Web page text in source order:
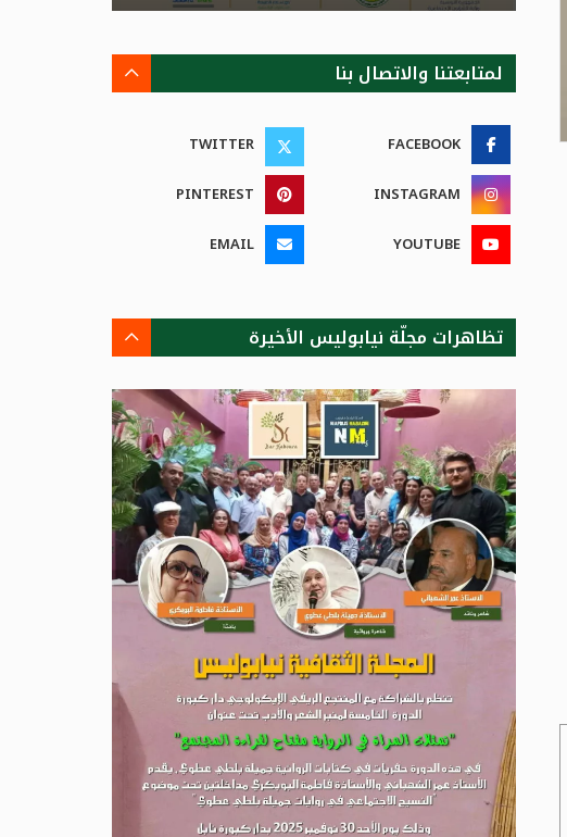
لمتابعتنا والاتصال بنا
FACEBOOK
TWITTER
INSTAGRAM
PINTEREST
YOUTUBE
EMAIL
تظاهرات مجلّة نيابوليس الأخيرة